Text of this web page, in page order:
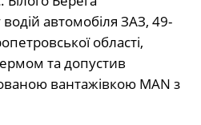
автомобіля ЗАЗ, 49-
області,
та допустив
вантажівкою MAN з